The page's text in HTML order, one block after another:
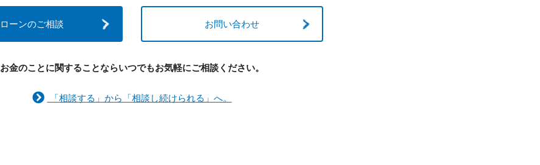
ローンのご相談 お問い合わせ
お金のことに関することならいつでもお気軽にご相談ください。
「相談する」から「相談し続けられる」へ。